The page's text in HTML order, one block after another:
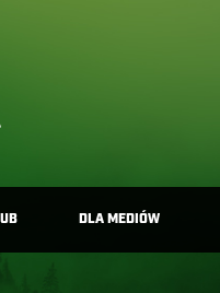
DLA MEDIÓW